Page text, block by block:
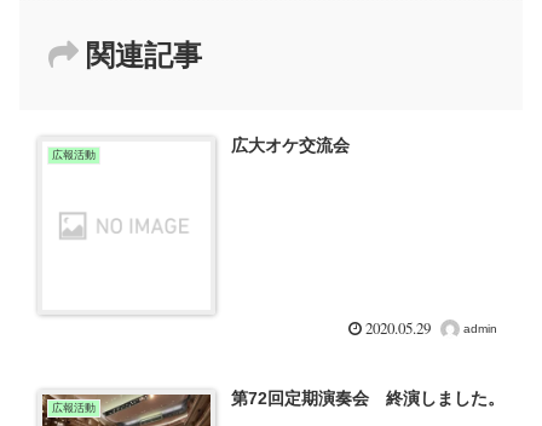
関連記事
広報活動 広大オケ交流会
2020.05.29 admin
広報活動 第72回定期演奏会 終演しました。